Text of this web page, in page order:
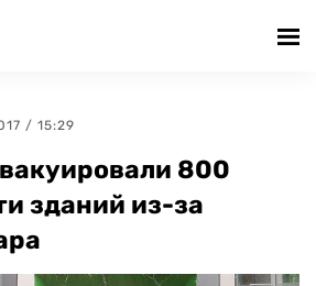
/ 15:29
800
зданий из-за